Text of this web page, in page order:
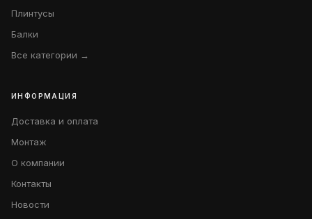
Плинтусы
Балки
Все категории →
ИНФОРМАЦИЯ
Доставка и оплата
Монтаж
О компании
Контакты
Новости